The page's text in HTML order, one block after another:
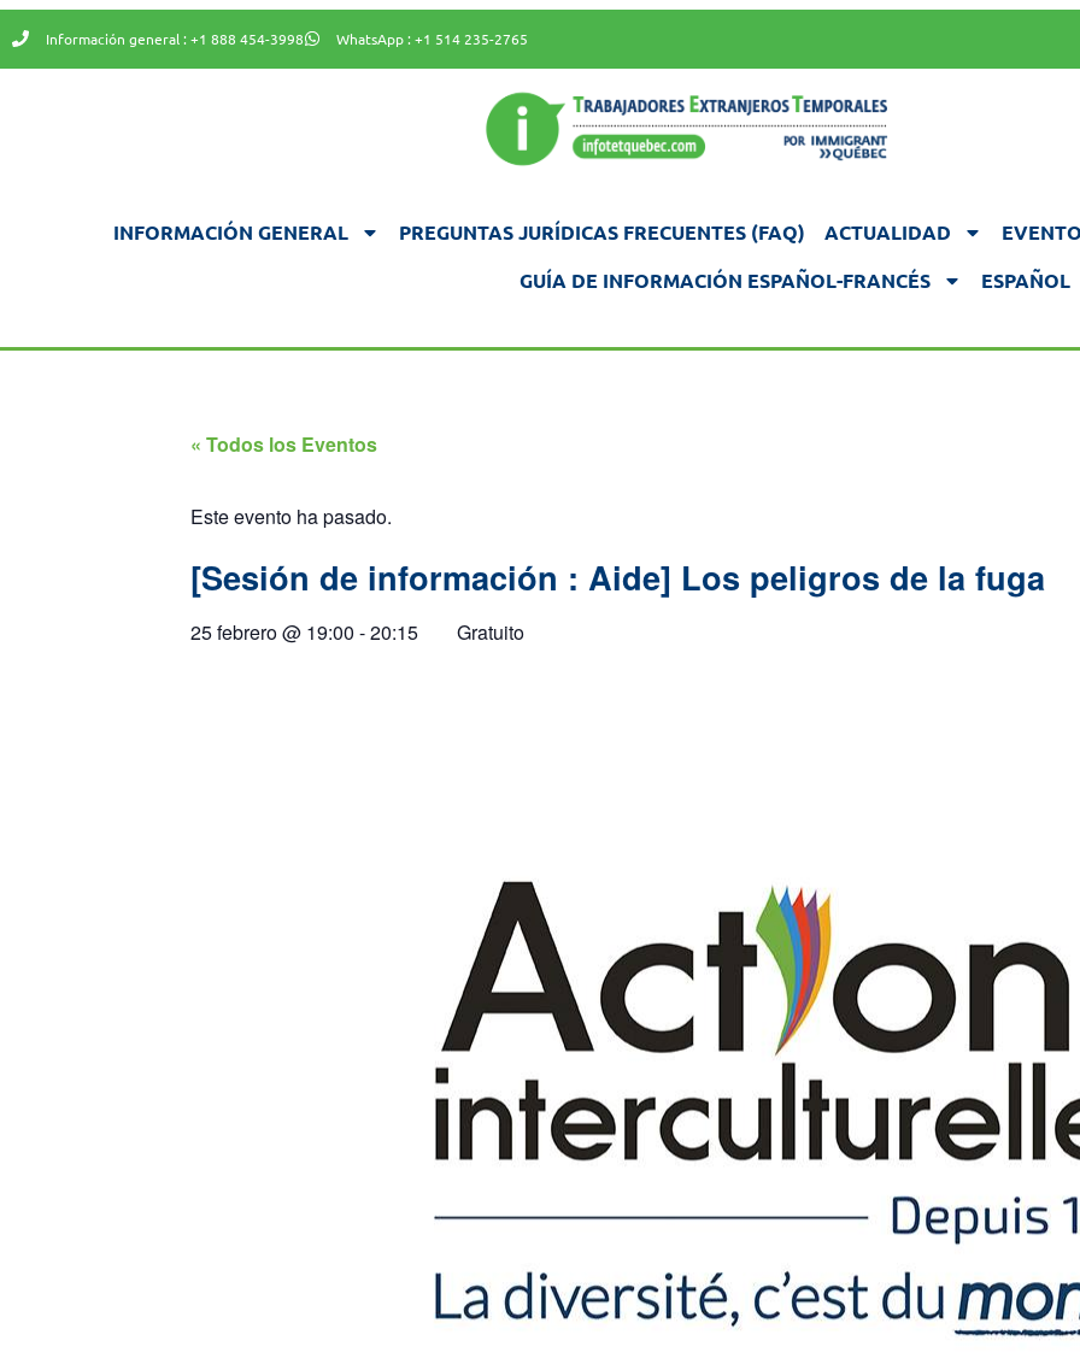
Información general : +1 888 454-3998 WhatsApp : +1 514 235-2765
INFORMACIÓN GENERAL PREGUNTAS JURÍDICAS FRECUENTES (FAQ) ACTUALIDAD
GUÍA DE INFORMACIÓN ESPAÑOL-FRANCÉS
ESPAÑOL
« Todos los Eventos
Este evento ha pasado.
[Sesión de información : Aide] Los peligros de la fuga
25 febrero@ 19:00 -20:15 Gratuito